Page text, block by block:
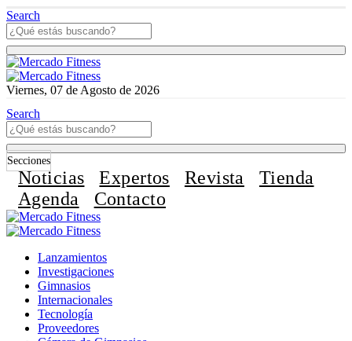
Search
Viernes, 07 de Agosto de 2026
Search
Secciones
Noticias Expertos Revista
Tienda
Agenda
Contacto
Lanzamientos
Investigaciones
Gimnasios
Internacionales
Tecnología
Proveedores